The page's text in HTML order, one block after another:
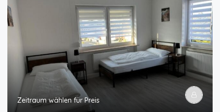
Zeitraum wählen für Preis